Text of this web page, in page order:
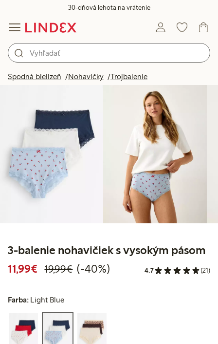
30-dňová lehota na vrátenie
Spodná bielizeň Nohavičky TrojbalenieProdukty na obrázku
3-balenie nohavičiek s vysokým pásom
11,99€ Zvýhodnená cena: 11,99 €
19,99€Bežná cena: 19,99 €
40% zľava
(-40%) 4.7 (21)
Farba: Light Blue